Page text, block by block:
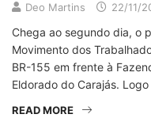
Deo Martins 22/11/
Chega ao segundo dia, o
Movimento dos
BR-155 em frente à
Eldorado do Carajás. Logo
READ MORE